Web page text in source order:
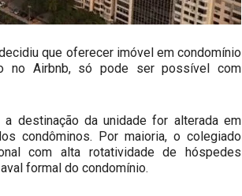
que oferecer imóvel em condomínio
no Airbnb, só pode ser possível com
destinação da unidade for alterada em
condôminos. Por maioria, o colegiado
com alta rotatividade de hóspedes
formal do condomínio.